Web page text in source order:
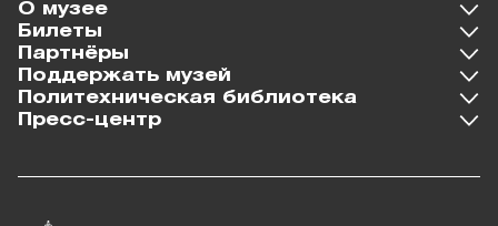
О музее
Билеты
Партнёры
Поддержать музей
Политехническая библиотека
Пресс-центр